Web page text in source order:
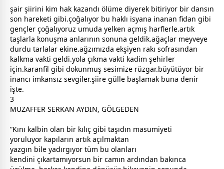
şair şiirini kim hak kazandı ölüme diyerek bitiriyor bir dansın
son hareketi gibi.çoğalıyor bu haklı isyana inanan fidan gibi
gençler çoğalıyoruz umuda yelken açmış harflerle.artık
taşlarla konuşma anlarının sonuna geldik.ağaçlar meyveye
durdu tarlalar ekine.ağzımızda ekşiyen rakı sofrasından
kalkma vakti geldi.yola çıkma vakti kadim şehirler
için.karanfil gibi dokunmuş sesimize rüzgar.büyütüyor bir
inancı imkansız sevgiler.şiire gülle başlamak buna denir
işte.
3
MUZAFFER SERKAN AYDIN, GÖLGEDEN
“Kını kalbin olan bir kılıç gibi taşıdın masumiyeti
yoruluyor kapıların artık açılmaktan
yazgın bile yadırgıyor tüm bu olanları
kendini çıkartamıyorsun bir camın ardından bakınca